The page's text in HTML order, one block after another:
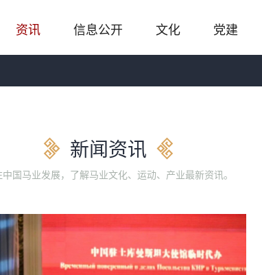
资讯 信息公开 文化 党建
新闻资讯
中国马业发展，了解马业文化、运动、产业最新资讯。